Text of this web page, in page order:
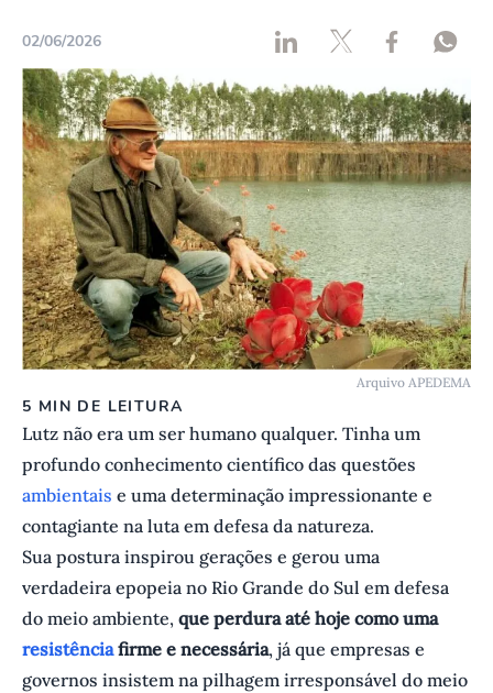
02/06/2026
Arquivo APEDEMA
5 MIN DE LEITURA
Lutz não era um ser humano qualquer. Tinha um
profundo conhecimento científico das questões
ambientais e uma determinação impressionante e
contagiante na luta em defesa da natureza.
Sua postura inspirou gerações e gerou uma
verdadeira epopeia no Rio Grande do Sul em defesa
do meio ambiente, que perdura até hoje como uma
resistênciafirme e necessária, já que empresas e
governos insistem na pilhagem irresponsável do meio